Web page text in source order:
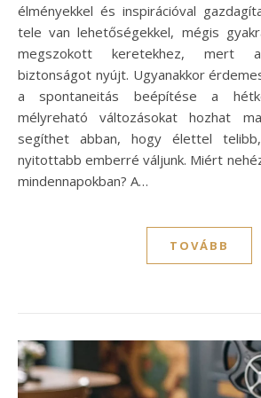
élményekkel és inspirációval
tele van lehetőségekkel, mégis
megszokott keretekhez, mert a
biztonságot nyújt. Ugyanakkor
a spontaneitás beépítése a
mélyreható változásokat hozhat
segíthet abban, hogy élettel
nyitottabb emberré váljunk. Miért
mindennapokban? A…
TOVÁBB